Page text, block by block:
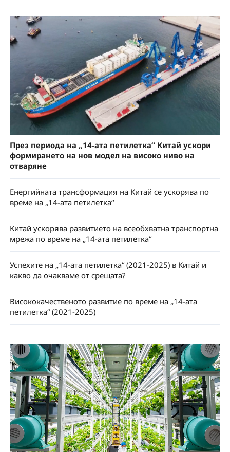
През периода на „14-ата петилетка“ Китай ускори
формирането на нов модел на високо ниво на
отваряне
Енергийната трансформация на Китай се ускорява по
време на „14-ата петилетка“
Китай ускорява развитието на всеобхватна транспортна
мрежа по време на „14-ата петилетка“
Успехите на „14-ата петилетка“ (2021-2025) в Китай и
какво да очакваме от срещата?
Висококачественото развитие по време на „14-ата
петилетка“ (2021-2025)